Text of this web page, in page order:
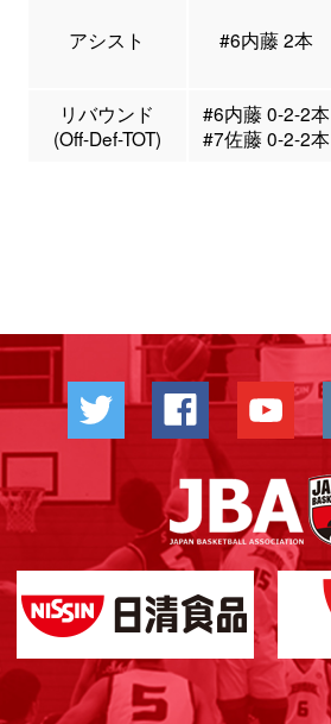
アシスト #6内藤 2本
リバウンド
(Off-Def-TOT)
#6内藤 0-2-2本
#7佐藤 0-2-2本